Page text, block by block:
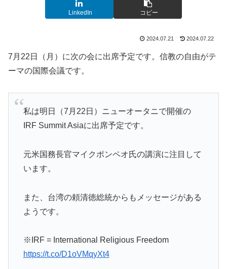
LinkedIn コピー
2024.07.21 2024.07.22
7月22日（月）に次の会に出席予定です。信教の自由がテ
ーマの国際会議です。
私は明日（7月22日）ニューオータニで開催の
IRF Summit Asiaに出席予定です。
元米国務長官マイクポンペオ氏の講演に注目して
います。
また、台湾の頼清徳総統からもメッセージがある
ようです。
※IRF = International Religious Freedom
https://t.co/D1oVMqyXt4